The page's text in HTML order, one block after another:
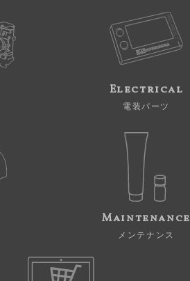
Electrical
電装パーツ
Maintenance
メンテナンス